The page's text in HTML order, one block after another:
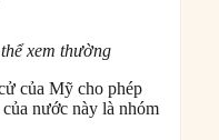
xem thường
của Mỹ cho phép
nước này là nhóm